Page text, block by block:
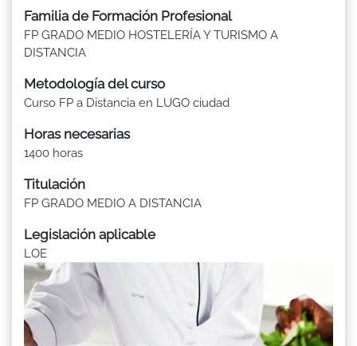
Familia de Formación Profesional
FP GRADO MEDIO HOSTELERÍA Y TURISMO A
DISTANCIA
Metodología del curso
Curso FP a Distancia en LUGO ciudad
Horas necesarias
1400 horas
Titulación
FP GRADO MEDIO A DISTANCIA
Legislación aplicable
LOE